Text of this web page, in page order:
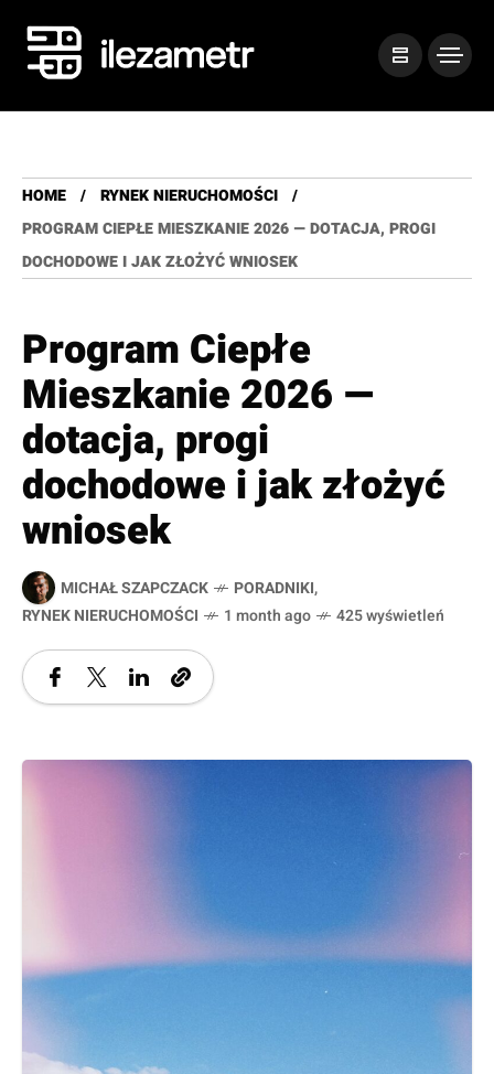
HOME
RYNEK NIERUCHOMOŚCI
PROGRAM CIEPŁE MIESZKANIE 2026 — DOTACJA, PROGI
DOCHODOWE I JAK ZŁOŻYĆ WNIOSEK
Program Ciepłe
Mieszkanie 2026 —
dotacja, progi
dochodowe i jak złożyć
wniosek
MICHAŁ SZAPCZACK PORADNIKI,
RYNEK NIERUCHOMOŚCI
1 month ago 425 wyświetleń